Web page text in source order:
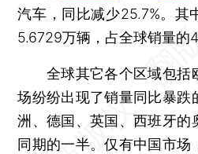
汽车，同比减少25.7%。其
5.6729万辆，占全球销量的
全球其它各个区域包括
场纷纷出现了销量同比暴跌
洲、德国、英国、西班牙的
同期的一半。仅有中国市场